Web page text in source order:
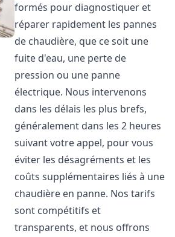
formés pour diagnostiquer et
réparer rapidement les pannes
de chaudière, que ce soit une
fuite d'eau, une perte de
pression ou une panne
électrique. Nous intervenons
dans les délais les plus brefs,
généralement dans les 2 heures
suivant votre appel, pour vous
éviter les désagréments et les
coûts supplémentaires liés à une
chaudière en panne. Nos tarifs
sont compétitifs et
transparents, et nous offrons